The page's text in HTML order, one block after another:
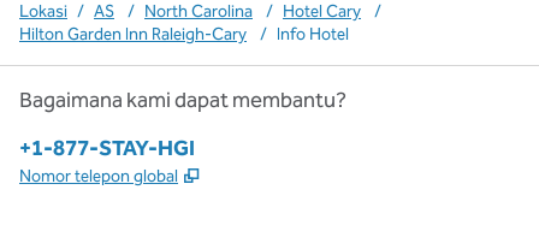
Lokasi / AS / North Carolina / Hotel Cary
/
Hilton Garden Inn Raleigh-Cary
/ Info Hotel
Bagaimana kami dapat membantu?
Telepon:
+1-877-STAY-HGI
Nomor telepon global ,